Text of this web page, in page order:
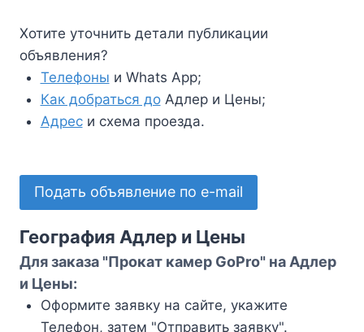
Хотите уточнить детали публикации
объявления?
Телефоны и Whats App;
Как добраться доАдлер и Цены;
Адреси схема проезда.
Подать объявление по e-mail
География Адлер и Цены
Для заказа "Прокат камер GoPro" на Адлер
и Цены:
Оформите заявку на сайте, укажите
Телефон, затем "Отправить заявку".